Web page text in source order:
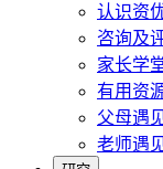
认识资
咨询及
家长学
有用资
父母遇
老师遇